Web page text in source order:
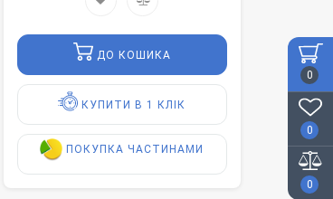
0
0
0
ДО КОШИКА
КУПИТИ В 1 КЛІК
ПОКУПКА ЧАСТИНАМИ